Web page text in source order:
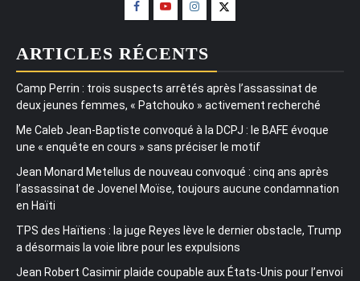
ARTICLES RÉCENTS
Camp Perrin : trois suspects arrêtés après l’assassinat de
deux jeunes femmes, « Patchouko » activement recherché
Me Caleb Jean-Baptiste convoqué à la DCPJ : le BAFE évoque
une « enquête en cours » sans préciser le motif
Jean Monard Metellus de nouveau convoqué : cinq ans après
l’assassinat de Jovenel Moïse, toujours aucune condamnation
en Haïti
TPS des Haïtiens : la juge Reyes lève le dernier obstacle, Trump
a désormais la voie libre pour les expulsions
Jean Robert Casimir plaide coupable aux États-Unis pour l’envoi